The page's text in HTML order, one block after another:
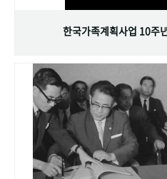
한국가족계획사업 10주